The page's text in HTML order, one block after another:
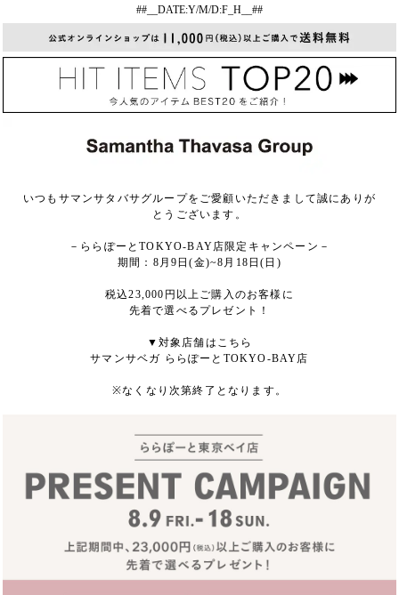
##__DATE:Y/M/D:F_H__##
いつもサマンサタバサグループをご愛顧いただきまして誠にありが
とうございます。
－ららぽーとTOKYO-BAY店限定キャンペーン－
期間：8月9日(金)~8月18日(日)
税込23,000円以上ご購入のお客様に
先着で選べるプレゼント！
▼対象店舗はこちら
サマンサベガ ららぽーとTOKYO-BAY店
※なくなり次第終了となります。